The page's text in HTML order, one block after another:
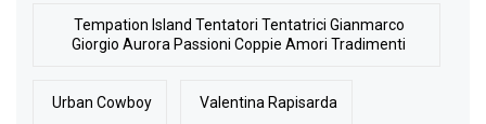
Tempation Island Tentatori Tentatrici Gianmarco
Giorgio Aurora Passioni Coppie Amori Tradimenti
Urban Cowboy Valentina Rapisarda